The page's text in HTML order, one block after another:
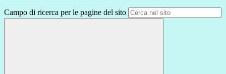
Campo di ricerca per le pagine del sito